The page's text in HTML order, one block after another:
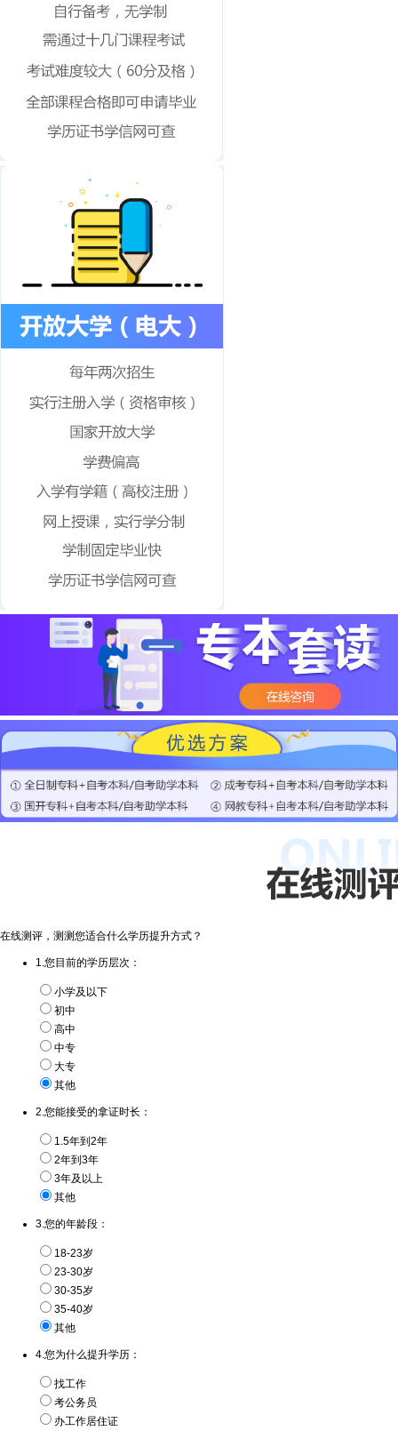
在线测评，测测您适合什么学历提升方式？
1.您目前的学历层次：
小学及以下
初中
高中
中专
大专
其他
2.您能接受的拿证时长：
1.5年到2年
2年到3年
3年及以上
其他
3.您的年龄段：
18-23岁
23-30岁
30-35岁
35-40岁
其他
4.您为什么提升学历：
找工作
考公务员
办工作居住证